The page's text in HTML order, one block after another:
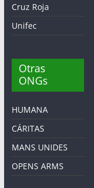
Cruz Roja
Unifec
Otras
ONGs
HUMANA
CÁRITAS
MANS UNIDES
OPENS ARMS